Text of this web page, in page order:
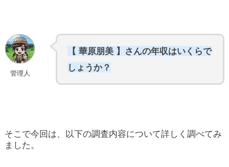
管理人
【 華原朋美 】さんの年収はいくらで
しょうか？
そこで今回は、以下の調査内容について詳しく調べてみ
ました。